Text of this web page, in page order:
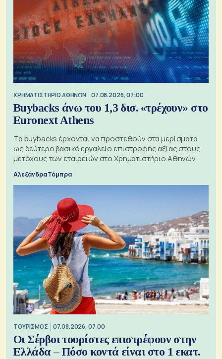
XΡΗΜΑΤΙΣΤΗΡΙΟ ΑΘΗΝΩΝ 07.08.2026, 07:00
Buybacks άνω του 1,3 δισ. «τρέχουν» στο
Euronext Athens
Τα buybacks έρχονται να προστεθούν στα μερίσματα
ως δεύτερο βασικό εργαλείο επιστροφής αξίας στους
μετόχους των εταιρειών στο Χρηματιστήριο Αθηνών
Αλεξάνδρα Τόμπρα
ΤΟΥΡΙΣΜΟΣ 07.08.2026, 07:00
Οι Σέρβοι τουρίστες επιστρέφουν στην
Ελλάδα – Πόσο κοντά είναι στο 1 εκατ.